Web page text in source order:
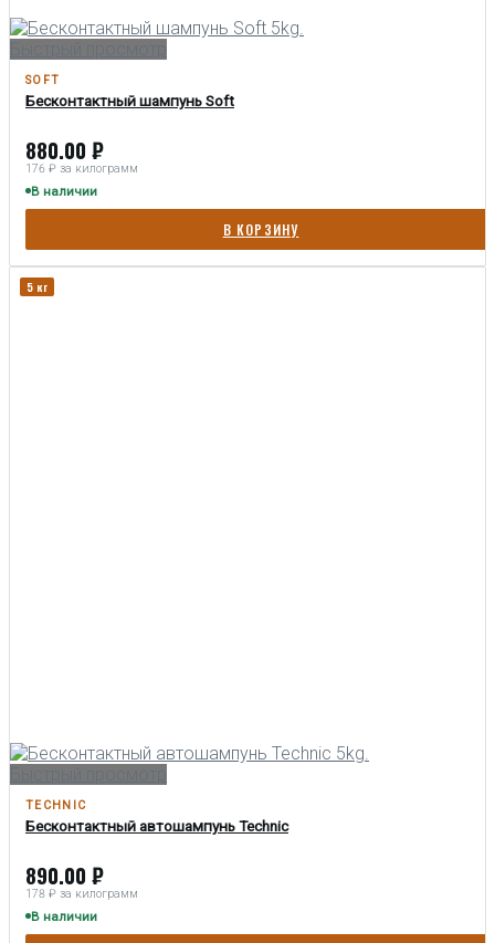
SOFT
Бесконтактный шампунь Soft
880.00 ₽
176 ₽ за килограмм
В наличии
В КОРЗИНУ
5 кг
TECHNIC
Бесконтактный автошампунь Technic
890.00 ₽
178 ₽ за килограмм
В наличии